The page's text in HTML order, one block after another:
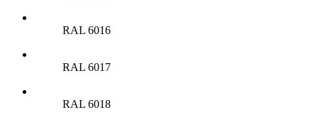
RAL 6016
RAL 6017
RAL 6018